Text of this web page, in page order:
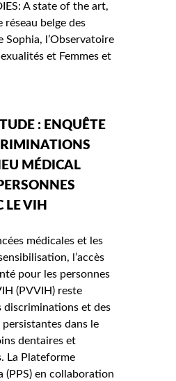
A state of the art,
réseau belge des
Sophia, l’Observatoire
et Femmes et
: ENQUÊTE
MÉDICAL
LE VIH
médicales et les
l’accès
pour les personnes
(PVVIH) reste
discriminations et des
dans le
dentaires et
La Plateforme
(PPS) en collaboration